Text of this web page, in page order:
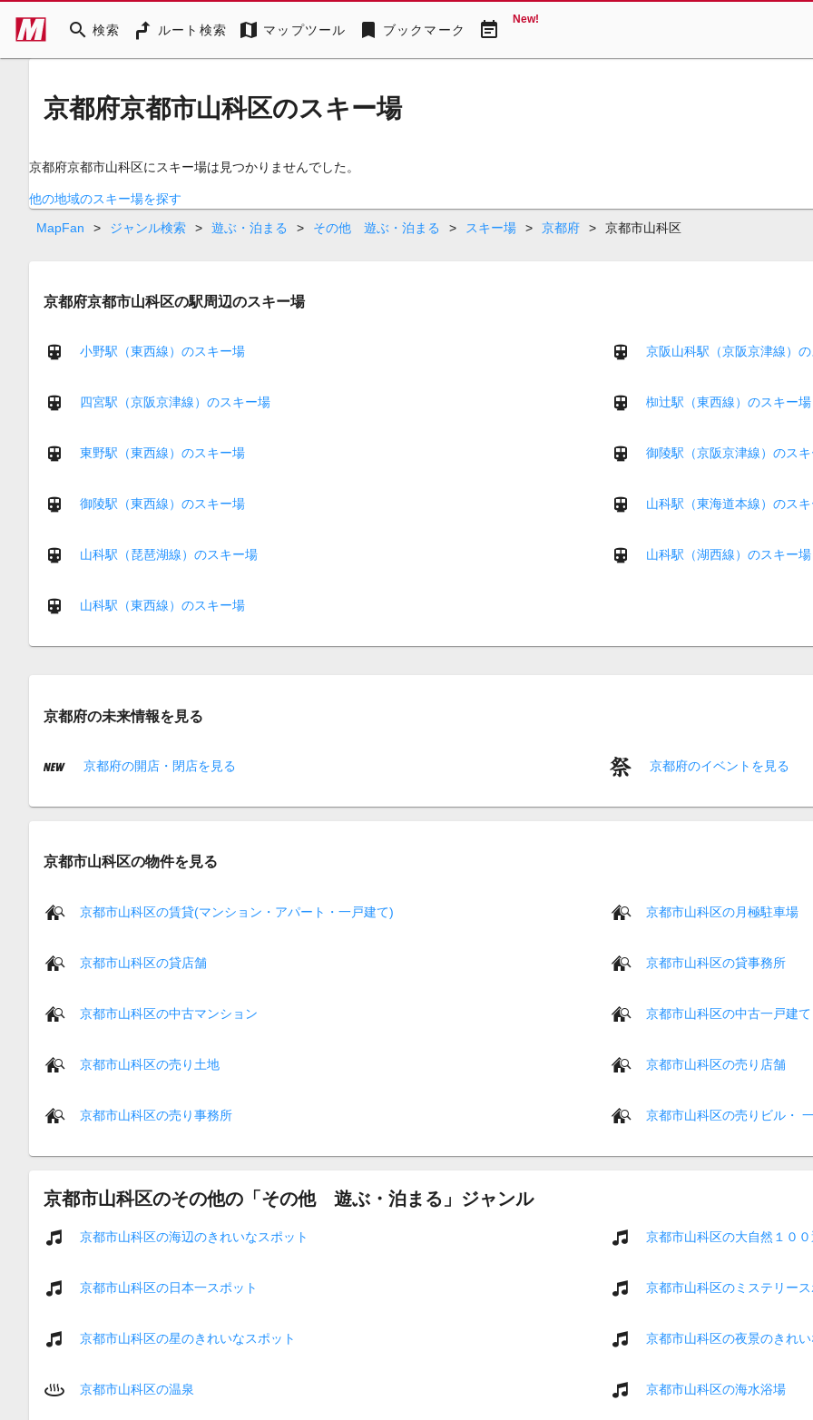
search 検索 ルート検索 map マップツール bookmark ブックマーク event_note New!
京都府京都市山科区のスキー場
京都府京都市山科区にスキー場は見つかりませんでした。
他の地域のスキー場を探す
MapFan
> ジャンル検索 > 遊ぶ・泊まる > その他 遊ぶ・泊まる > スキー場 > 京都府 > 京都市山科区
京都府京都市山科区の駅周辺のスキー場
小野駅（東西線）のスキー場 京阪山科駅（京阪京津線）
四宮駅（京阪京津線）のスキー場 椥辻駅（東西線）のスキー場
東野駅（東西線）のスキー場 御陵駅（京阪京津線）のス
御陵駅（東西線）のスキー場 山科駅（東海道本線）のス
山科駅（琵琶湖線）のスキー場 山科駅（湖西線）のスキー場
山科駅（東西線）のスキー場
京都府の未来情報を見る
京都府の開店・閉店を見る 京都府のイベントを見る
京都市山科区の物件を見る
京都市山科区の賃貸(マンション・アパート・一戸建て) 京都市山科区の月極駐車場
京都市山科区の貸店舗 京都市山科区の貸事務所
京都市山科区の中古マンション 京都市山科区の中古一戸建て
京都市山科区の売り土地 京都市山科区の売り店舗
京都市山科区の売り事務所 京都市山科区の売りビル・
京都市山科区のその他の「その他 遊ぶ・泊まる」ジャンル
京都市山科区の海辺のきれいなスポット 京都市山科区の大自然１０
京都市山科区の日本一スポット 京都市山科区のミステリー
京都市山科区の星のきれいなスポット 京都市山科区の夜景のきれ
京都市山科区の温泉 京都市山科区の海水浴場